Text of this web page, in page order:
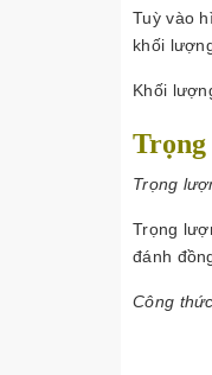
Tuỳ vào
khối
Khối
Trọng
Trọng
Trọng
đánh
Công